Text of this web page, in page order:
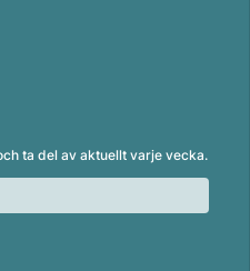
ta del av aktuellt varje vecka.